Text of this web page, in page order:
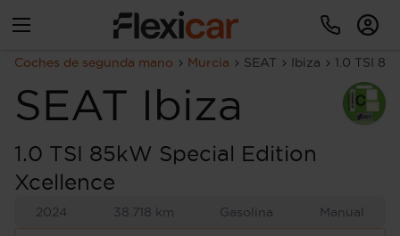
Coches de segunda mano Murcia SEAT Ibiza 1.0 TSI
SEAT Ibiza
1.0 TSI 85kW Special Edition
Xcellence
2024 38.718 km Gasolina Manual